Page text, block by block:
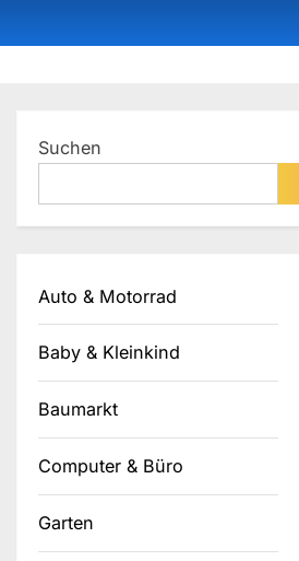
to
Suchen
Auto & Motorrad
Baby & Kleinkind
Baumarkt
Computer & Büro
Garten